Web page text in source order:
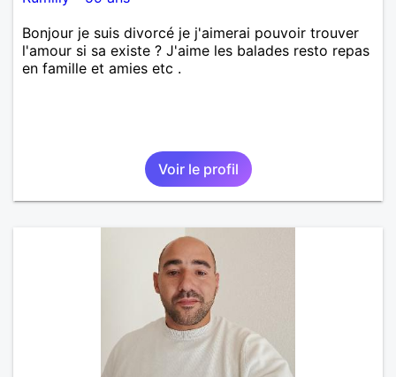
Bonjour je suis divorcé je j'aimerai pouvoir trouver
l'amour si sa existe ? J'aime les balades resto repas
en famille et amies etc .
Voir le profil